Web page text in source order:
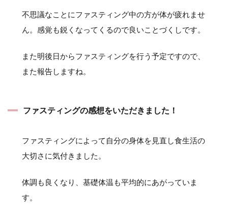
不思議なことにファスティング中の方が体が疲れませ
ん。感覚も鋭くなってくるので良いことづくしです。
また明後日からファスティングを行う予定ですので、
また報告しますね。
ファスティングの感想をいただきました！
ファスティングによって自分の身体を見直し食生活の
大切さに気付きました。
体調も良くなり、基礎体温も平均的にあがっていま
す。